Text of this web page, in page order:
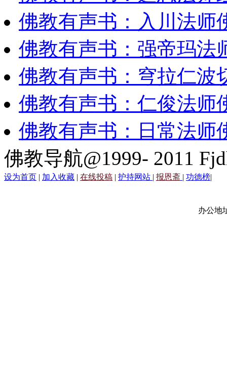
佛教有声书：入川法师
佛教有声书：强帝玛法
佛教有声书：穹拉仁波
佛教有声书：仁俊法师
佛教有声书：日常法师
佛教导航@1999- 2011
设为首页 | 加入收藏 | 在线投稿 | 护持网站 | 报恩斋 | 功德榜|
办公地